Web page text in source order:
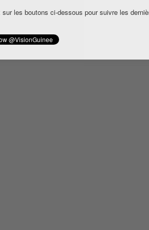
sur les boutons ci-dessous pour suivre les